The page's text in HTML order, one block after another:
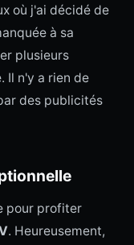
où j'ai décidé de
à sa
plusieurs
Il n'y a rien de
des publicités
pour profiter
. Heureusement,